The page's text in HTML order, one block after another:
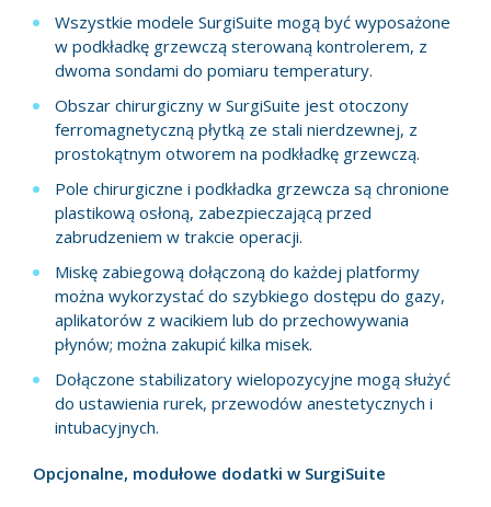
Wszystkie modele SurgiSuite mogą być wyposażone
w podkładkę grzewczą sterowaną kontrolerem, z
dwoma sondami do pomiaru temperatury.
Obszar chirurgiczny w SurgiSuite jest otoczony
ferromagnetyczną płytką ze stali nierdzewnej, z
prostokątnym otworem na podkładkę grzewczą.
Pole chirurgiczne i podkładka grzewcza są chronione
plastikową osłoną, zabezpieczającą przed
zabrudzeniem w trakcie operacji.
Miskę zabiegową dołączoną do każdej platformy
można wykorzystać do szybkiego dostępu do gazy,
aplikatorów z wacikiem lub do przechowywania
płynów; można zakupić kilka misek.
Dołączone stabilizatory wielopozycyjne mogą służyć
do ustawienia rurek, przewodów anestetycznych i
intubacyjnych.
Opcjonalne, modułowe dodatki w SurgiSuite